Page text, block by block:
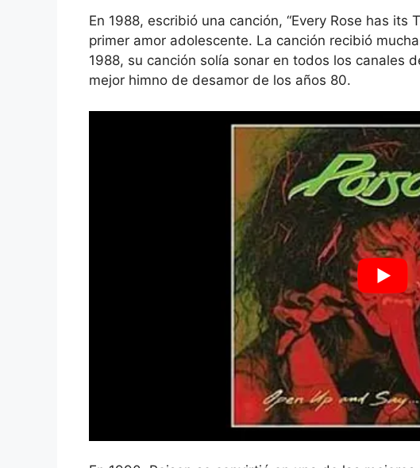
En 1988, escribió una canción, “Every Rose has its
primer amor adolescente. La canción recibió
1988, su canción solía sonar en todos los canales
mejor himno de desamor de los años 80.